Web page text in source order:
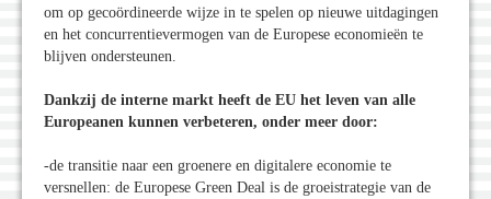
om op gecoördineerde wijze in te spelen op nieuwe uitdagingen
en het concurrentievermogen van de Europese economieën te
blijven ondersteunen.
Dankzij de interne markt heeft de EU het leven van alle
Europeanen kunnen verbeteren, onder meer door:
-de transitie naar een groenere en digitalere economie te
versnellen: de Europese Green Deal is de groeistrategie van de